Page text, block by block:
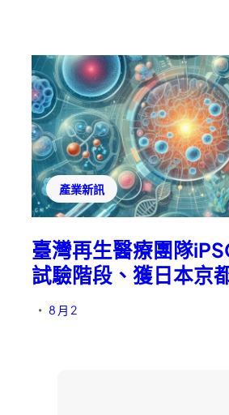
產業新訊
臺灣再生醫療團隊
試驗階段、獲日本京
• 8 月 2